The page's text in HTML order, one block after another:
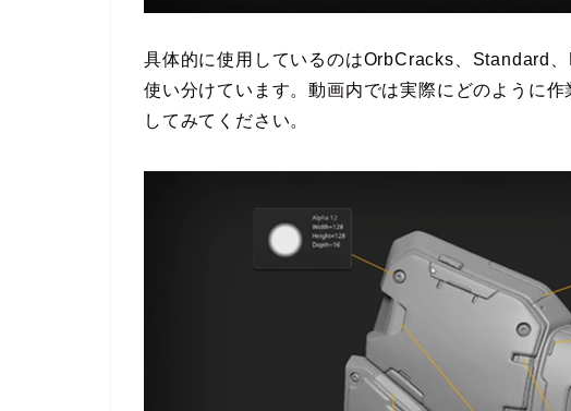
具体的に使用しているのはOrbCracks、Standard
使い分けています。動画内では実際にどのように
してみてください。